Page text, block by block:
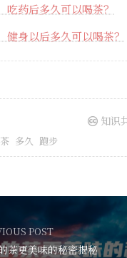
吃药后多久可以喝茶？
健身以后多久可以喝茶？
知识
多久 跑步
POST
茶更美味的秘密揭秘